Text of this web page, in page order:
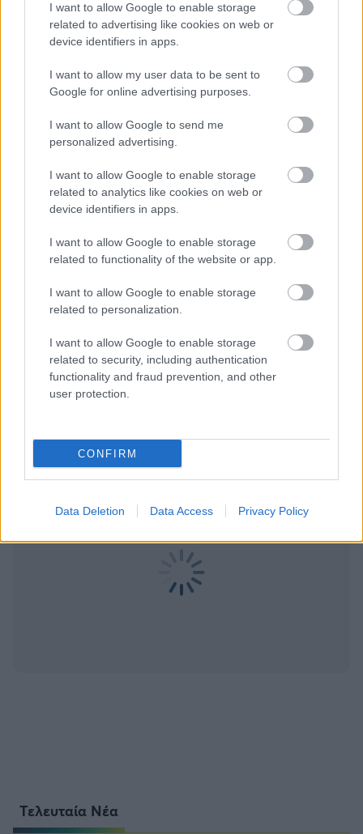
I want to allow Google to enable storage
related to advertising like cookies on web or
device identifiers in apps.
I want to allow my user data to be sent to
Google for online advertising purposes.
I want to allow Google to send me
personalized advertising.
I want to allow Google to enable storage
related to analytics like cookies on web or
device identifiers in apps.
I want to allow Google to enable storage
related to functionality of the website or app.
I want to allow Google to enable storage
related to personalization.
I want to allow Google to enable storage
related to security, including authentication
functionality and fraud prevention, and other
user protection.
CONFIRM
Data Deletion Data Access Privacy Policy
Μακάμπι Τελ Αβίβ: Αύξηση 7 εκατ. ευρώ στο μπάτζετ της
διεθνούς εξτρέμ
επόμενες κινήσεις
σου πρέπει να συνδεθείς
στο my gazzetta!
Τελευταία Νέα